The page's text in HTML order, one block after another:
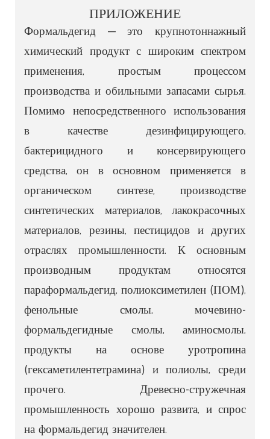
ПРИЛОЖЕНИЕ
Формальдегид — это крупнотоннажный
химический продукт с широким спектром
применения, простым процессом
производства и обильными запасами сырья.
Помимо непосредственного использования
в качестве дезинфицирующего,
бактерицидного и консервирующего
средства, он в основном применяется в
органическом синтезе, производстве
синтетических материалов, лакокрасочных
материалов, резины, пестицидов и других
отраслях промышленности. К основным
производным продуктам относятся
параформальдегид, полиоксиметилен (ПОМ),
фенольные смолы, мочевино-
формальдегидные смолы, аминосмолы,
продукты на основе уротропина
(гексаметилентетрамина) и полиолы, среди
прочего. Древесно-стружечная
промышленность хорошо развита, и спрос
на формальдегид значителен.